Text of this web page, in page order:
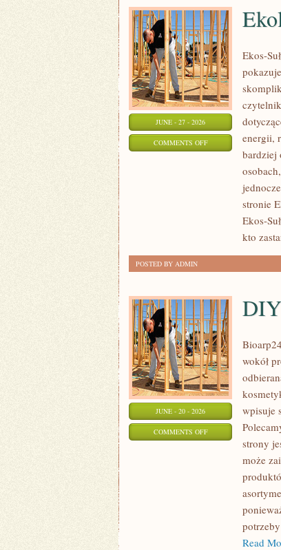
JUNE - 27 - 2026
COMMENTS OFFON
Ekos-
energii,
bardziej
stronie
Ekos-
kto
POSTED BY ADMIN
JUNE - 20 - 2026
COMMENTS OFFON
wokół
wpisuje
strony
może
Read